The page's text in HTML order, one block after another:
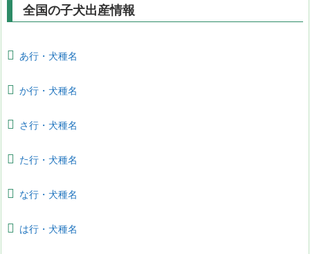
全国の子犬出産情報
あ行・犬種名
か行・犬種名
さ行・犬種名
た行・犬種名
な行・犬種名
は行・犬種名